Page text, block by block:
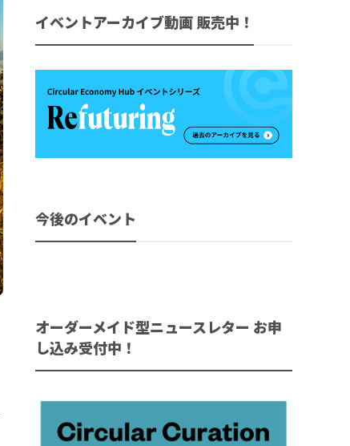
イベントアーカイブ動画 販売中！
今後のイベント
オーダーメイド型ニュースレター お申
し込み受付中！